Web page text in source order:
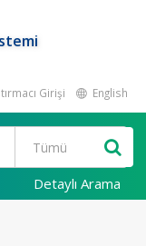
Girişi English
Detaylı Arama